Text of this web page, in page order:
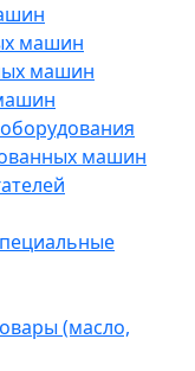
машин
машин
машин
(масло,